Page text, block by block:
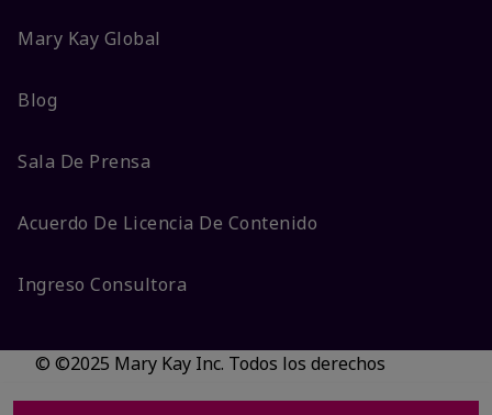
Mary Kay Global
Blog
Sala De Prensa
Acuerdo De Licencia De Contenido
Ingreso Consultora
© ©2025 Mary Kay Inc. Todos los derechos